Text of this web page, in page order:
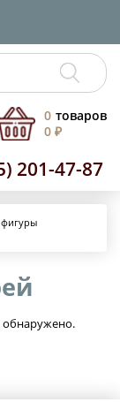
201-47-87
0 товаров
0 ₽
обнаружено.